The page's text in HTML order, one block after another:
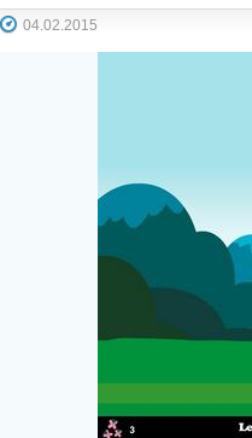
04.02.2015